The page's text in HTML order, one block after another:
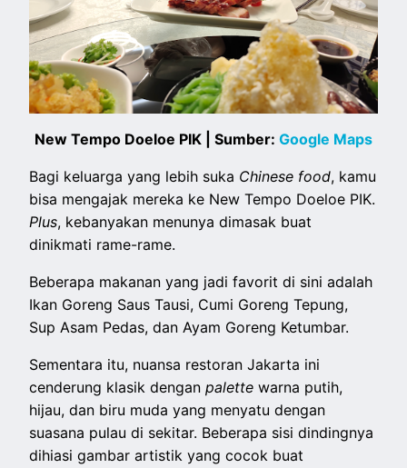
New Tempo Doeloe PIK | Sumber: Google Maps
Bagi keluarga yang lebih suka Chinese food, kamu
bisa mengajak mereka ke New Tempo Doeloe PIK.
Plus, kebanyakan menunya dimasak buat
dinikmati rame-rame.
Beberapa makanan yang jadi favorit di sini adalah
Ikan Goreng Saus Tausi, Cumi Goreng Tepung,
Sup Asam Pedas, dan Ayam Goreng Ketumbar.
Sementara itu, nuansa restoran Jakarta ini
cenderung klasik denganpalettewarna putih,
hijau, dan biru muda yang menyatu dengan
suasana pulau di sekitar. Beberapa sisi dindingnya
dihiasi gambar artistik yang cocok buat